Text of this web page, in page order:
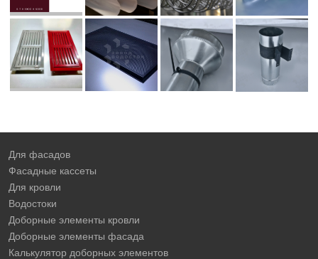
Для фасадов
Фасадные кассеты
Для кровли
Водостоки
Доборные элементы кровли
Доборные элементы фасада
Калькулятор доборных элементов